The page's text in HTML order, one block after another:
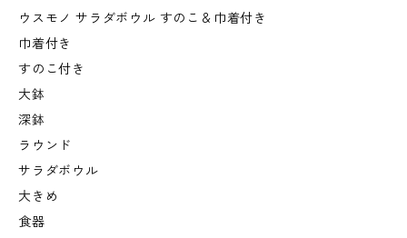
ウスモノ サラダボウル すのこ＆巾着付き
巾着付き
すのこ付き
大鉢
深鉢
ラウンド
サラダボウル
大きめ
食器